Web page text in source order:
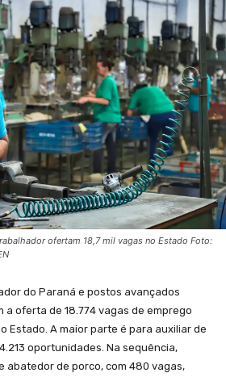
ofertam 18,7 mil vagas no Estado Foto:
do Paraná e postos avançados
a oferta de 18.774 vagas de emprego
Estado. A maior parte é para auxiliar de
oportunidades. Na sequência,
abatedor de porco, com 480 vagas,